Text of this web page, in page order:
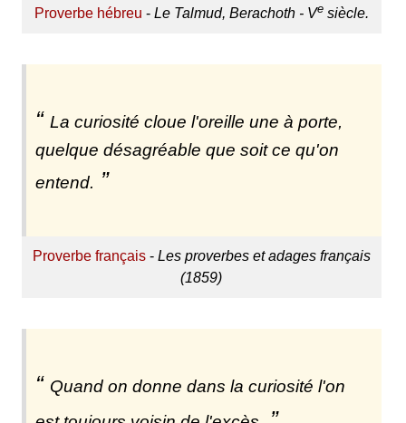
Proverbe hébreu - Le Talmud, Berachoth - Vesiècle.
La curiosité cloue l'oreille une à porte,
quelque désagréable que soit ce qu'on
entend.
Proverbe français- Les proverbes et adages français
(1859)
Quand on donne dans la curiosité l'on